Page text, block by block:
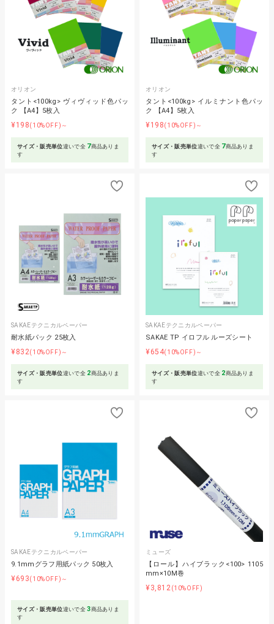
オリオン
タント<100kg> ヴィヴィッド色パッ
ク 【A4】5枚入
¥198(10%OFF)～
サイズ・販売単位違いで全 7商品ありま
す
オリオン
タント<100kg> イルミナント色パッ
ク 【A4】5枚入
¥198(10%OFF)～
サイズ・販売単位違いで全 7商品ありま
す
SAKAEテクニカルペーパー
耐水紙パック 25枚入
¥832(10%OFF)～
サイズ・販売単位違いで全 2商品ありま
す
SAKAEテクニカルペーパー
SAKAE TP イロフル ルーズシート
¥654(10%OFF)～
サイズ・販売単位違いで全 2商品ありま
す
SAKAEテクニカルペーパー
9.1mmグラフ用紙パック 50枚入
¥693(10%OFF)～
サイズ・販売単位違いで全3商品ありま
す
ミューズ
【ロール】ハイブラック<100> 1105
mm×10M巻
¥3,812 (10%OFF)